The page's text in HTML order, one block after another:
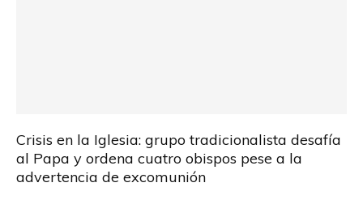
Crisis en la Iglesia: grupo tradicionalista desafía
al Papa y ordena cuatro obispos pese a la
advertencia de excomunión